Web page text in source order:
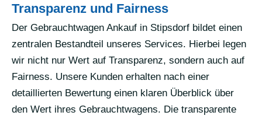
Transparenz und Fairness
Der Gebrauchtwagen Ankauf in Stipsdorf bildet einen
zentralen Bestandteil unseres Services. Hierbei legen
wir nicht nur Wert auf Transparenz, sondern auch auf
Fairness. Unsere Kunden erhalten nach einer
detaillierten Bewertung einen klaren Überblick über
den Wert ihres Gebrauchtwagens. Die transparente